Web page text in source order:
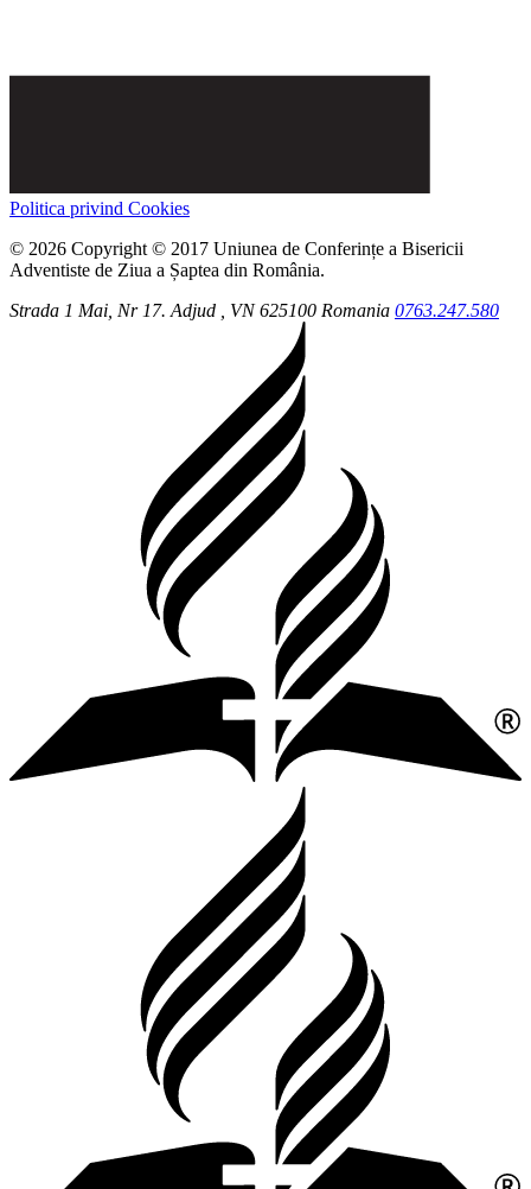
Politica privind Cookies
© 2026 Copyright © 2017 Uniunea de Conferințe a Bisericii
Adventiste de Ziua a Șaptea din România.
Strada 1 Mai, Nr 17.Adjud , VN 625100 Romania 0763.247.580